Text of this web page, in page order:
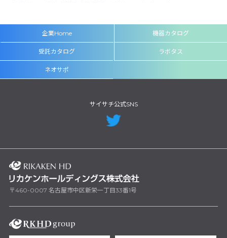
企業Home 機器カタログ
受託カタログ ラボタス
ネオサポ
サイサチ公式SNS
〒460-0007 名古屋市中区新栄一丁目33番1号